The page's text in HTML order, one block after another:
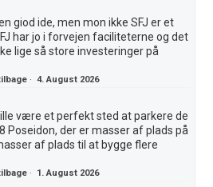
giod ide, men mon ikke SFJ er et
har jo i forvejen faciliteterne og det
lige så store investeringer på
·4. August 2026
være et perfekt sted at parkere de
Poseidon, der er masser af plads på
af plads til at bygge flere
· 1. August 2026